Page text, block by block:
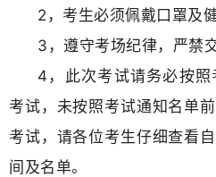
2，考生必须佩戴口罩及
3，遵守考场纪律，严禁
4，此次考试请务必按
考试，未按照考试通知名单
考试，请各位考生仔细查看
间及名单。